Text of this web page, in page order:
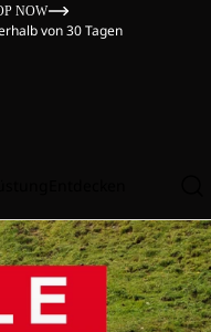
NOW
von 30 Tagen